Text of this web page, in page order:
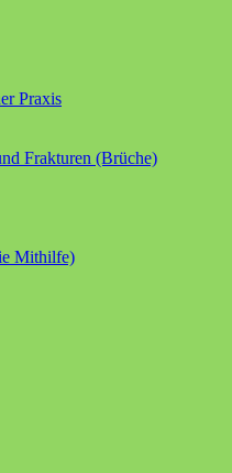
Praxis
Frakturen (Brüche)
Mithilfe)